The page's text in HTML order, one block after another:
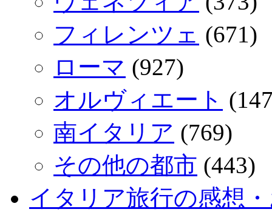
フィレンツェ (671)
ローマ (927)
オルヴィエート
南イタリア (769)
その他の都市 (443)
イタリア旅行の感想